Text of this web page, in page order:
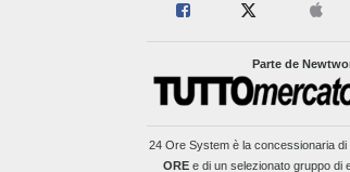
Parte de
24 Ore Systemè la concessionaria di
OREe di un selezionato gruppo di